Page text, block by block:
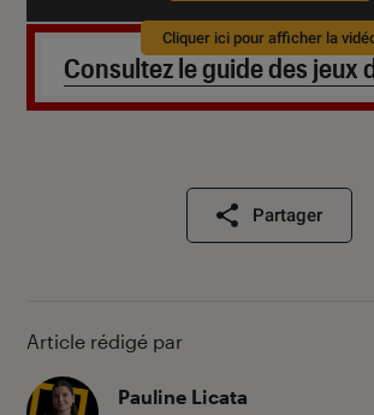
Cliquer ici pour afficher la
Consultez le guide des jeux
Partager
Article rédigé par
Pauline Licata